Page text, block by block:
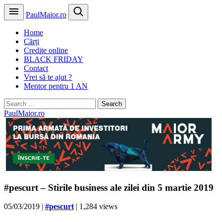
PaulMaior.ro
Home
Cărți
Credite online
BLACK FRIDAY
Contact
Vrei să te ajut ?
Mentor pentru 1 AN
Search
for:
PaulMaior.ro
#pescurt – Stirile business ale zilei din 5 martie 2019
05/03/2019 | #pescurt | 1,284 views